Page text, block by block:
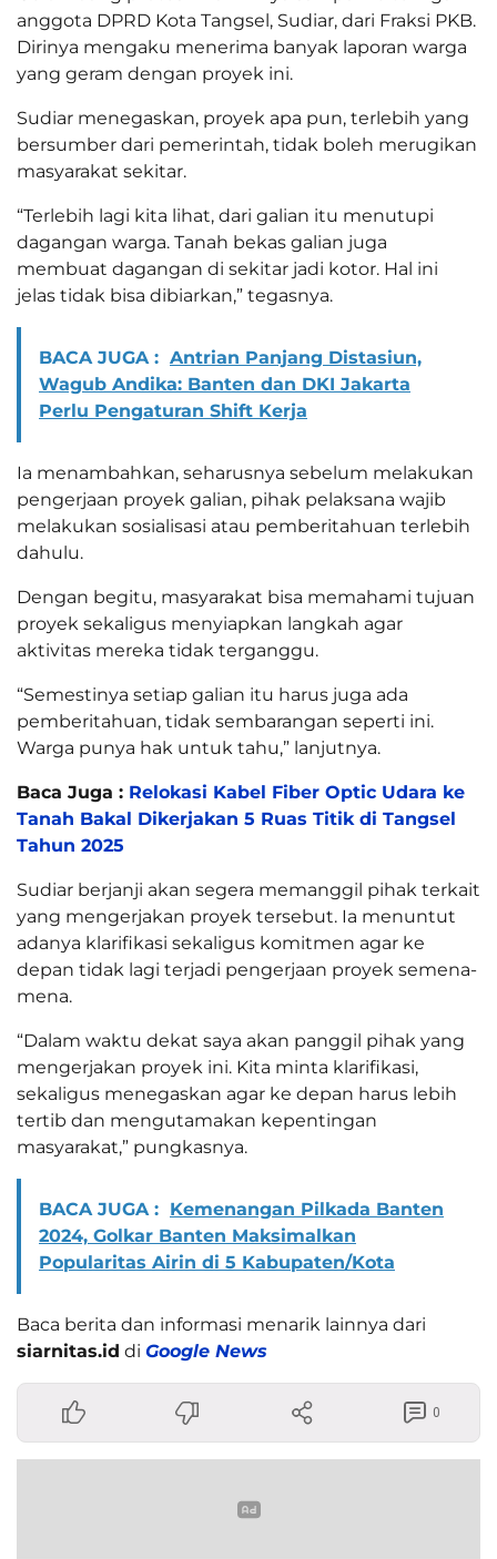
anggota DPRD Kota Tangsel, Sudiar, dari Fraksi PKB.
Dirinya mengaku menerima banyak laporan warga
yang geram dengan proyek ini.
Sudiar menegaskan, proyek apa pun, terlebih yang
bersumber dari pemerintah, tidak boleh merugikan
masyarakat sekitar.
“Terlebih lagi kita lihat, dari galian itu menutupi
dagangan warga. Tanah bekas galian juga
membuat dagangan di sekitar jadi kotor. Hal ini
jelas tidak bisa dibiarkan,” tegasnya.
BACA JUGA : Antrian Panjang Distasiun,
Wagub Andika: Banten dan DKI Jakarta
Perlu Pengaturan Shift Kerja
Ia menambahkan, seharusnya sebelum melakukan
pengerjaan proyek galian, pihak pelaksana wajib
melakukan sosialisasi atau pemberitahuan terlebih
dahulu.
Dengan begitu, masyarakat bisa memahami tujuan
proyek sekaligus menyiapkan langkah agar
aktivitas mereka tidak terganggu.
“Semestinya setiap galian itu harus juga ada
pemberitahuan, tidak sembarangan seperti ini.
Warga punya hak untuk tahu,” lanjutnya.
Baca Juga : Relokasi Kabel Fiber Optic Udara ke
Tanah Bakal Dikerjakan 5 Ruas Titik di Tangsel
Tahun 2025
Sudiar berjanji akan segera memanggil pihak terkait
yang mengerjakan proyek tersebut. Ia menuntut
adanya klarifikasi sekaligus komitmen agar ke
depan tidak lagi terjadi pengerjaan proyek semena-
mena.
“Dalam waktu dekat saya akan panggil pihak yang
mengerjakan proyek ini. Kita minta klarifikasi,
sekaligus menegaskan agar ke depan harus lebih
tertib dan mengutamakan kepentingan
masyarakat,” pungkasnya.
BACA JUGA : Kemenangan Pilkada Banten
2024, Golkar Banten Maksimalkan
Popularitas Airin di 5 Kabupaten/Kota
Baca berita dan informasi menarik lainnya dari
siarnitas.id di Google News
0